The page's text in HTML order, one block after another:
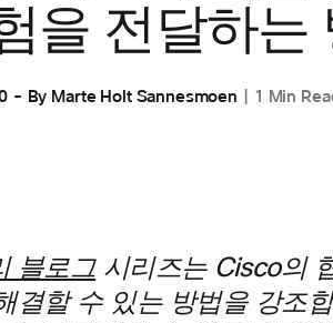
을 전달하는
By Marte Holt Sannesmoen 1 Min
블로그시리즈는 Cisco의
결할 수 있는 방법을 강조